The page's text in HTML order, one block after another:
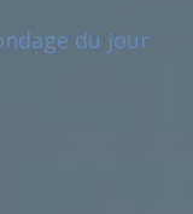
du jour